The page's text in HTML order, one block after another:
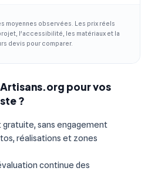
moyennes observées. Les prix réels
l'accessibilité, les matériaux et la
devis pour comparer.
pour vos
?
gratuite, sans engagement
réalisations et zones
continue des